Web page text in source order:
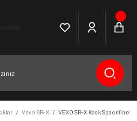
Vexo SR-X VEXO SR-X Kask Spaceline